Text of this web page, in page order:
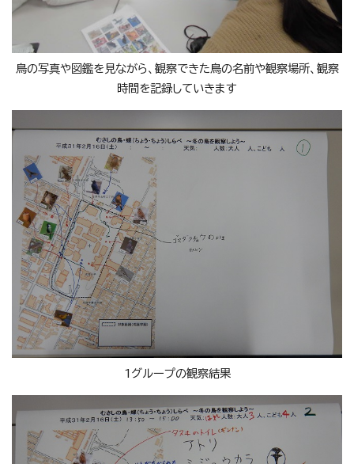
鳥の写真や図鑑を見ながら、観察できた鳥の名前や観察場所、観察
時間を記録していきます
1グループの観察結果